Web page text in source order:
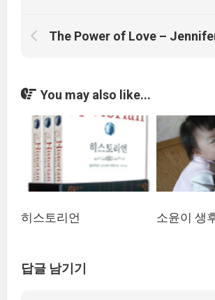
The Power of Love –
You may also like...
히스토리언 소윤이 생
답글 남기기